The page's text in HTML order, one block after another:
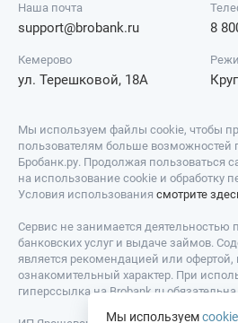
Наша почта
support@brobank.ru 8
Кемерово
ул. Терешковой, 18А
Мы используем файлы cookie, чтобы
пользователям больше возможностей
Бробанк.ру. Продолжая пользоваться
на использование cookie и обработку
Условия использования смотрите
Сервис не занимается деятельностью
банковских услуг и выдаче займов.
является рекомендацией или
ознакомительный характер. При
гиперссылка на Brobank.ru обязательна.
Мы используемcookie